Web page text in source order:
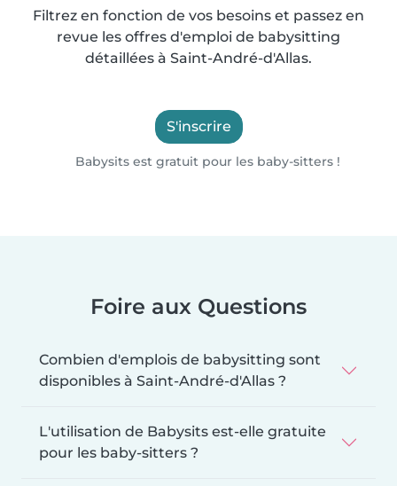
Filtrez en fonction de vos besoins et passez en
revue les offres d'emploi de babysitting
détaillées à Saint-André-d'Allas.
S'inscrire
Babysits est gratuit pour les baby-sitters !
Foire aux Questions
Combien d'emplois de babysitting sont
disponibles à Saint-André-d'Allas ?
L'utilisation de Babysits est-elle gratuite
pour les baby-sitters ?